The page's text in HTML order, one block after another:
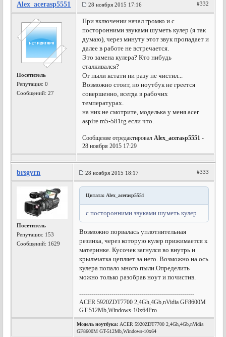
Alex_acerasp5551 28 ноября 2015 17:16 #332
Посетитель
Репутация:0
Сообщений: 27
При включении начал громко и с
посторонними звуками шуметь кулер (я так
думаю), через минуту этот звук пропадает и
далее в работе не встречается.
Это замена кулера? Кто нибудь
сталкивался?
От пыли кстати ни разу не чистил...
Возможно стоит, но ноутбук не греется
совершенно, всегда в рабочих
температурах.
на ник не смотрите, моделька у меня acer
aspire m5-581tg если что.
Сообщение отредактировалAlex_acerasp5551 -
28 ноября 2015 17:29
brsgvrn 28 ноября 2015 18:17 #333
Посетитель
Репутация: 153
Сообщений: 1629
Цитата: Alex_acerasp5551
с посторонними звуками шуметь кулер
Возможно порвалась уплотнительная
резинка, через которую кулер прижимается к
материнке. Кусочек загнулся во внутрь и
крыльчатка цепляет за него. Возможно на ось
кулера попало много пыли.Определить
можно только разобрав ноут и почистив.
---------------------------------------------------------
ACER 5920ZDT7700 2,4Gh,4Gb,nVidia GF8600M
GT-512Mb,Windows-10x64Pro
Модель ноутбука: ACER 5920ZDT7700 2,4Gh,4Gb,nVidia
GF8600M GT-512Mb,Windows-10x64